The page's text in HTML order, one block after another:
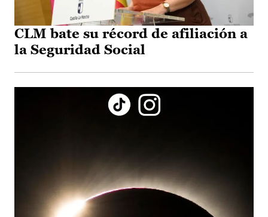
CLM bate su récord de afiliación a
la Seguridad Social